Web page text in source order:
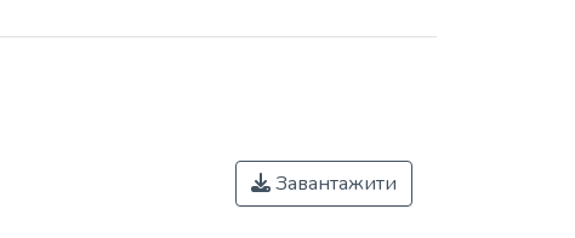
Завантажити